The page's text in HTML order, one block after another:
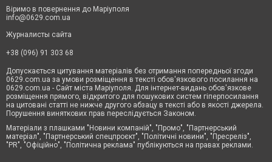
Віримо в повернення до Маріуполя
info@0629.com.ua
Журналисты сайта
+38 (096) 91 303 68
Допускається цитування матеріалів без отримання попередньої згоди
0629.com.ua за умови розміщення в тексті обов'язкового посилання на
0629.com.ua - Сайт міста Маріуполя. Для інтернет-видань обов'язкове
розміщення прямого, відкритого для пошукових систем гіперпосилання
на цитовані статті не нижче другого абзацу в тексті або в якості джерела.
Порушення виняткових прав переслідується Законом.
Матеріали з плашками "Новини компаній", "Промо", "Партнерський
матеріал", "Партнерський спецпроєкт", "Політичні новини", "Пресреліз",
"PR", "Офіційно", "Політична реклама" публікуються на правах реклами.